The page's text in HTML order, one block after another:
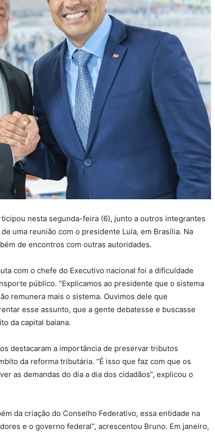
nesta segunda-feira (6), junto a outros integrantes
uma reunião com o presidente Lula, em Brasília. Na
de encontros com outras autoridades.
com o chefe do Executivo nacional foi a dificuldade
público. “Explicamos ao presidente que o sistema
remunera mais o sistema. Ouvimos dele que
esse assunto, que a gente debatesse e buscasse
da capital baiana.
destacaram a importância de preservar tributos
da reforma tributária. “É isso que faz com que os
as demandas do dia a dia dos cidadãos”, explicou o
da criação do Conselho Federativo, essa entidade na
e o governo federal”, acrescentou Bruno. Em janeiro,